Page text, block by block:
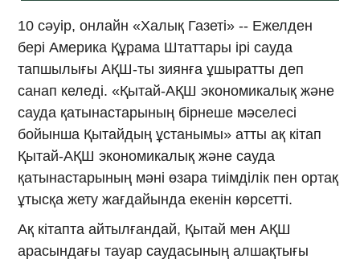
10 сәуір, онлайн «Халық Газеті» -- Ежелден
бері Америка Құрама Штаттары ірі сауда
тапшылығы АҚШ-ты зиянға ұшыратты деп
санап келеді. «Қытай-АҚШ экономикалық және
сауда қатынастарының бірнеше мәселесі
бойынша Қытайдың ұстанымы» атты ақ кітап
Қытай-АҚШ экономикалық және сауда
қатынастарының мәні өзара тиімділік пен ортақ
ұтысқа жету жағдайында екенін көрсетті.
Ақ кітапта айтылғандай, Қытай мен АҚШ
арасындағы тауар саудасының алшақтығы